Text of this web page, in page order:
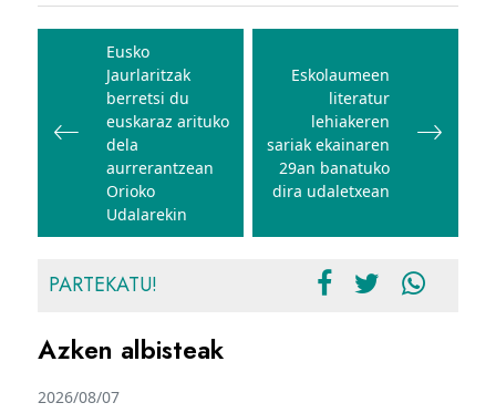
Bidalketetan
zehar
nabigatu
Eusko
Jaurlaritzak
berretsi du
euskaraz arituko
dela
aurrerantzean
Orioko
Udalarekin
Eskolaumeen
literatur
lehiakeren
sariak ekainaren
29an banatuko
dira udaletxean
PARTEKATU!
Azken albisteak
2026/08/07